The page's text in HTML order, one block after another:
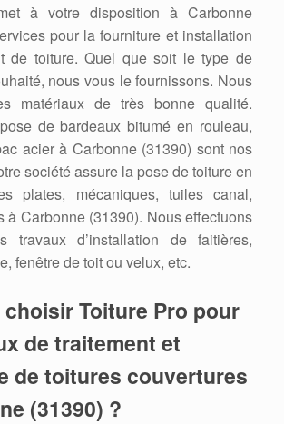
à votre disposition à Carbonne
pour la fourniture et installation
de toiture. Quel que soit le type de
nous vous le fournissons. Nous
matériaux de très bonne qualité.
de bardeaux bitumé en rouleau,
acier à Carbonne (31390) sont nos
société assure la pose de toiture en
plates, mécaniques, tuiles canal,
à Carbonne (31390). Nous effectuons
travaux d’installation de faitières,
fenêtre de toit ou velux, etc.
Toiture Pro pour
de traitement et
de toitures couvertures
(31390) ?